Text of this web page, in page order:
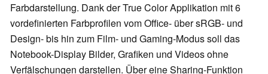
Farbdarstellung. Dank der True Color Applikation mit 6
vordefinierten Farbprofilen vom Office- über sRGB- und
Design- bis hin zum Film- und Gaming-Modus soll das
Notebook-Display Bilder, Grafiken und Videos ohne
Verfälschungen darstellen. Über eine Sharing-Funktion